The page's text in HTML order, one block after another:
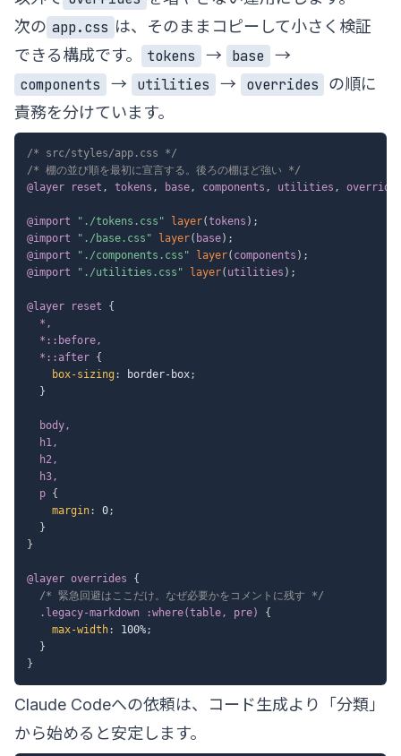
次の app.css は、そのままコピーして小さく検証
できる構成です。
tokens → base
→
components
→ utilities → overrides
の順に
責務を分けています。
/* src/styles/app.css */
/* 棚の並び順を最初に宣言する。後ろの棚ほど強い */
@layer reset , tokens , base, components , utilities ,
@import "./tokens.css" layer(tokens ) ;
@import
"./base.css" layer( base) ;
@import
"./components.css" layer( components ) ;
@import
"./utilities.css" layer( utilities ) ;
@layer reset
{
*,
  *::before,
  *::after
{
box-sizing: border-box;
}
body,
  h1,
  h2,
  h3,
  p
{
margin: 0;
}
}
@layer overrides
{
/* 緊急回避はここだけ。なぜ必要かをコメントに残す */
.legacy-markdown :where(table, pre)
{
max-width: 100%;
}
}
Claude Codeへの依頼は、コード生成より「分類」
から始めると安定します。